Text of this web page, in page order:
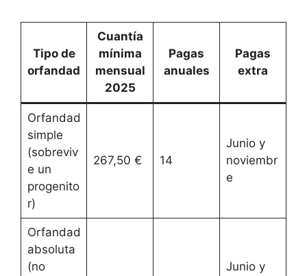
Tipo de
orfandad
Cuantía
mínima
mensual
2025
Pagas
anuales
Pagas
extra
Orfandad
simple
(sobreviv
e un
progenito
r)
267,50 € 14
Junio y
noviembr
e
Orfandad
absoluta
(no
Junio y